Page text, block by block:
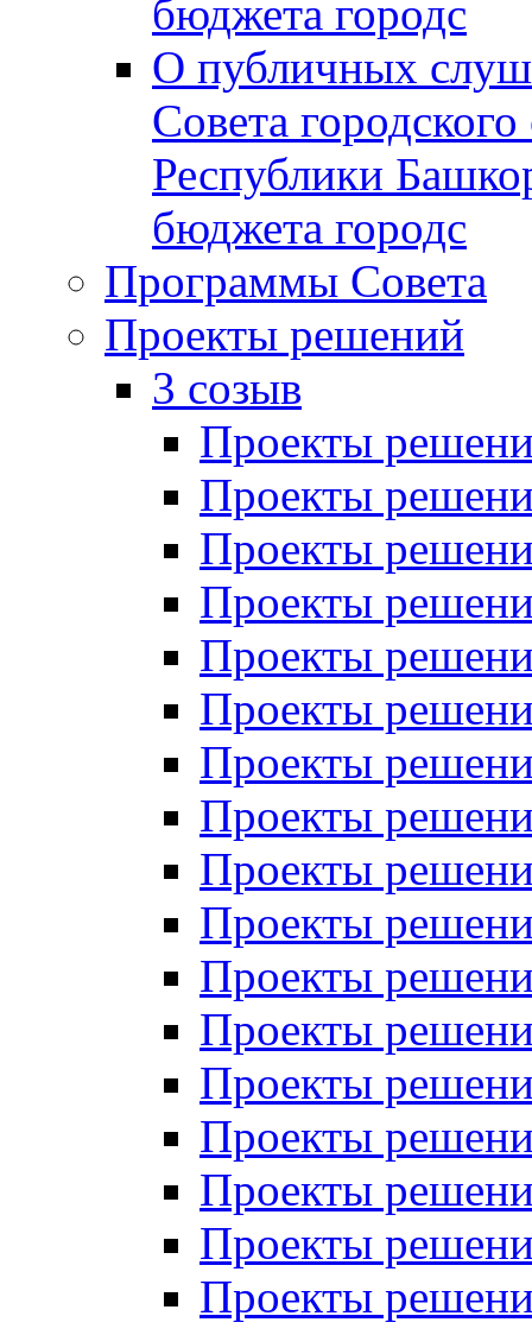
бюджета городс
О публичных
Совета
Республики
бюджета городс
Программы Совета
Проекты решений
3 созыв
Проекты
Проекты
Проекты
Проекты
Проекты
Проекты
Проекты
Проекты
Проекты
Проекты
Проекты
Проекты
Проекты
Проекты
Проекты
Проекты
Проекты